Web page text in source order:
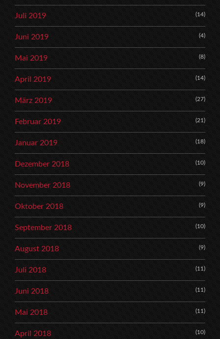
Juli 2019 (14)
Juni 2019 (4)
Mai 2019 (8)
April 2019 (14)
März 2019 (27)
Februar 2019 (21)
Januar 2019 (18)
Dezember 2018 (10)
November 2018 (9)
Oktober 2018 (9)
September 2018 (10)
August 2018 (9)
Juli 2018 (11)
Juni 2018 (11)
Mai 2018 (11)
April 2018 (10)